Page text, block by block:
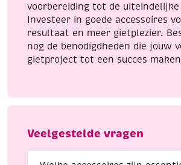
voorbereiding tot de
Investeer in goede accessoires
resultaat en meer gietplezier.
nog de benodigdheden die jouw
gietproject tot een succes
Veelgestelde vragen